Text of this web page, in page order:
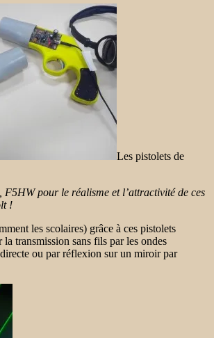
Les pistolets de
pour le réalisme et l’attractivité de ces
!
les scolaires) grâce à ces pistolets
transmission sans fils par les ondes
ou par réflexion sur un miroir par